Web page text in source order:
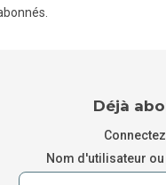
Déjà
Nom d'utilisateur